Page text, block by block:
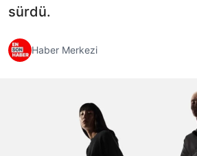
sürdü.
Haber Merkezi